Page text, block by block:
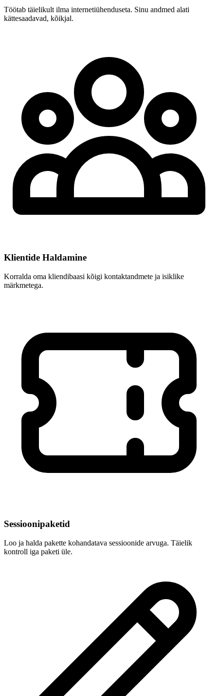
Töötab täielikult ilma internetiühenduseta. Sinu andmed alati
kättesaadavad, kõikjal.
Klientide Haldamine
Korralda oma kliendibaasi kõigi kontaktandmete ja isiklike
märkmetega.
Sessioonipaketid
Loo ja halda pakette kohandatava sessioonide arvuga. Täielik
kontroll iga paketi üle.